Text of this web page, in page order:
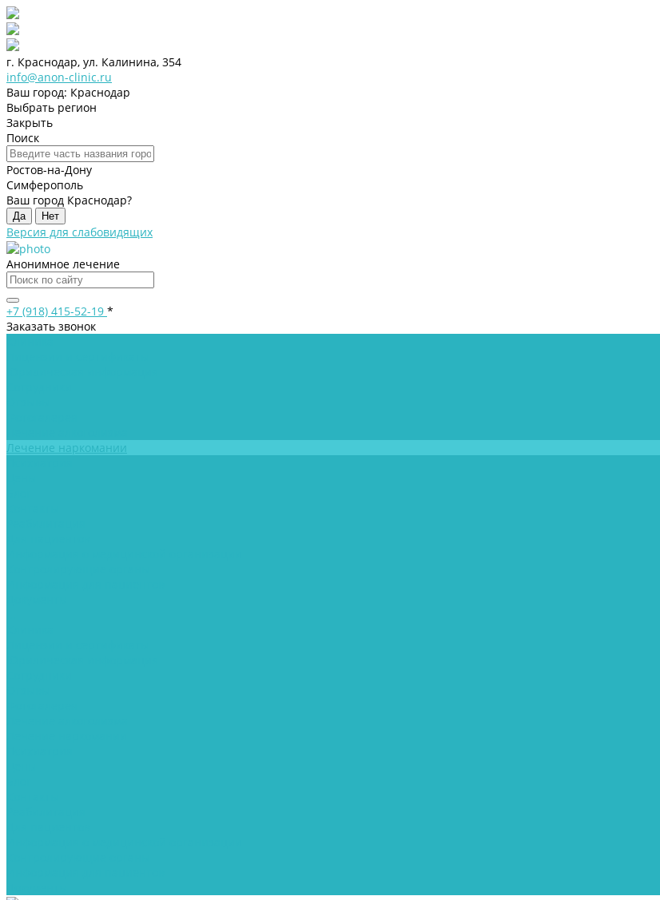
г. Краснодар, ул. Калинина, 354
info@anon-clinic.ru
Ваш город: Краснодар
Выбрать регион
Закрыть
Поиск
Ростов-на-Дону
Симферополь
Ваш город Краснодар?
Да Нет
Версия для слабовидящих
Анонимное лечение
+7 (918) 415-52-19 *
Заказать звонок
Лечение наркомании